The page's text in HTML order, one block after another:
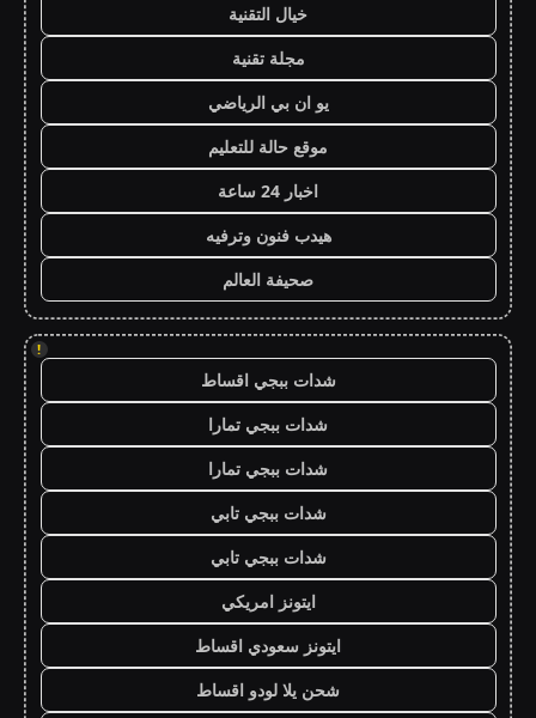
خيال التقنية
مجلة تقنية
يو ان بي الرياضي
موقع حالة للتعليم
اخبار 24 ساعة
هيدب فنون وترفيه
صحيفة العالم
!
شدات ببجي اقساط
شدات ببجي تمارا
شدات ببجي تمارا
شدات ببجي تابي
شدات ببجي تابي
ايتونز امريكي
ايتونز سعودي اقساط
شحن يلا لودو اقساط